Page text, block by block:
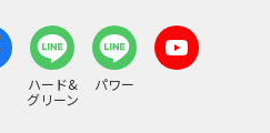
ハード&
グリーン
パワー